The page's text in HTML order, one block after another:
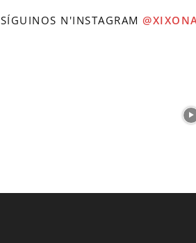
SÍGUINOS N'INSTAGRAM